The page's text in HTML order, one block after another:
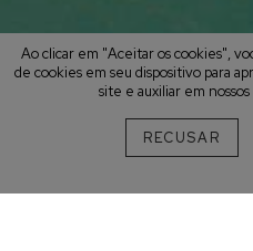
Ao clicar em "Aceitar os cookies",
de cookies em seu dispositivo para
site e auxiliar em
RECUSAR